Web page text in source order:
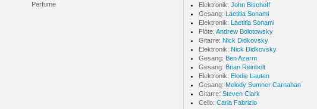
Perfume
Elektronik: John Bischoff
Gesang: Laetitia Sonami
Elektronik: Laetitia Sonami
Flöte: Andrew Bolotowsky
Gitarre: Nick Didkovsky
Elektronik: Nick Didkovsky
Gesang: Ben Azarm
Gesang: Brian Reinbolt
Elektronik: Elodie Lauten
Gesang: Melody Sumner Carnahan
Gitarre: Steven Clark
Cello: Carla Fabrizio